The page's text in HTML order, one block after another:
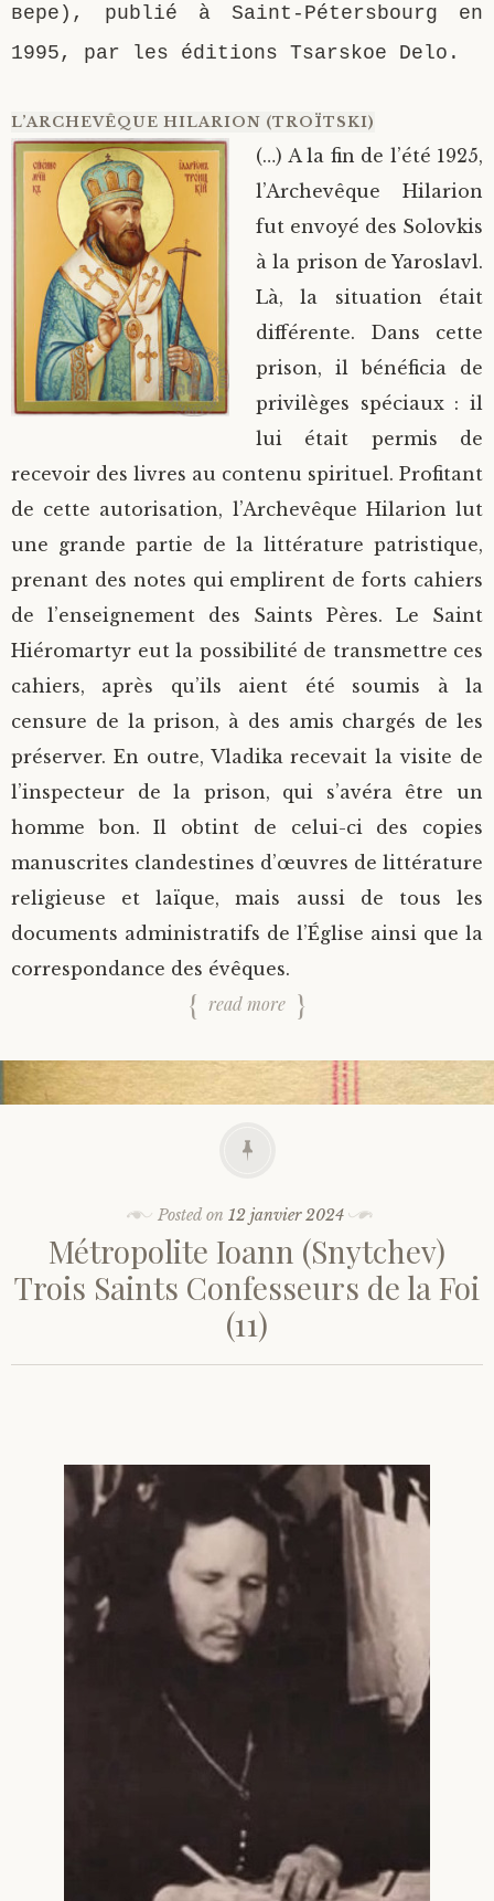
вере), publié à Saint-Pétersbourg en
1995, par les éditions Tsarskoe Delo.
L’ARCHEVÊQUE HILARION (TROÏTSKI)
(…) A la fin de l’été 1925,
l’Archevêque Hilarion
fut envoyé des Solovkis
à la prison de Yaroslavl.
Là, la situation était
différente. Dans cette
prison, il bénéficia de
privilèges spéciaux : il
lui était permis de
recevoir des livres au contenu spirituel. Profitant
de cette autorisation, l’Archevêque Hilarion lut
une grande partie de la littérature patristique,
prenant des notes qui emplirent de forts cahiers
de l’enseignement des Saints Pères. Le Saint
Hiéromartyr eut la possibilité de transmettre ces
cahiers, après qu’ils aient été soumis à la
censure de la prison, à des amis chargés de les
préserver. En outre, Vladika recevait la visite de
l’inspecteur de la prison, qui s’avéra être un
homme bon. Il obtint de celui-ci des copies
manuscrites clandestines d’œuvres de littérature
religieuse et laïque, mais aussi de tous les
documents administratifs de l’Église ainsi que la
correspondance des évêques.
read more
Posted on 12 janvier 2024
Métropolite Ioann (Snytchev)
Trois Saints Confesseurs de la Foi
(11)